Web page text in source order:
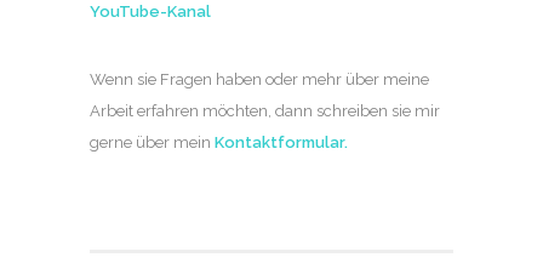
YouTube-Kanal
Wenn sie Fragen haben oder mehr über meine
Arbeit erfahren möchten, dann schreiben sie mir
gerne über mein Kontaktformular.